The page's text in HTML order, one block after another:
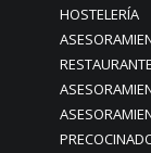
HOSTELERÍA